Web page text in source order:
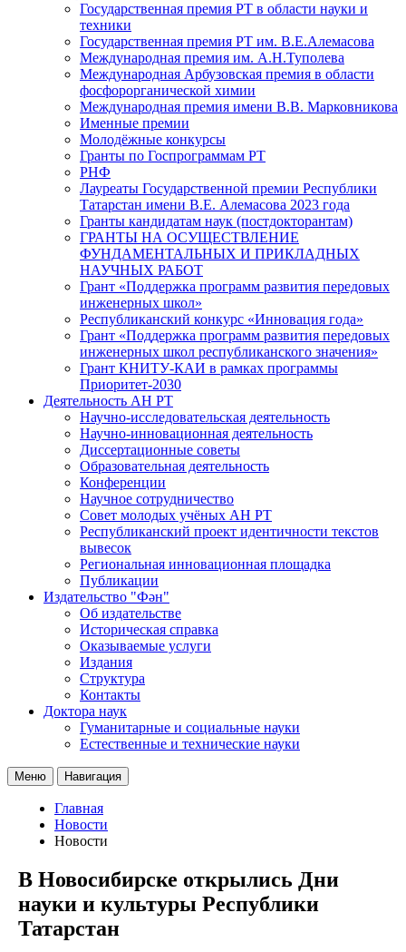
Государственная премия РТ в области науки и
техники
Государственная премия РТ им. В.Е.Алемасова
Международная премия им. А.Н.Туполева
Международная Арбузовская премия в области
фосфорорганической химии
Международная премия имени В.В. Марковникова
Именные премии
Молодёжные конкурсы
Гранты по Госпрограммам РТ
РНФ
Лауреаты Государственной премии Республики
Татарстан имени В.Е. Алемасова 2023 года
Гранты кандидатам наук (постдокторантам)
ГРАНТЫ НА ОСУЩЕСТВЛЕНИЕ
ФУНДАМЕНТАЛЬНЫХ И ПРИКЛАДНЫХ
НАУЧНЫХ РАБОТ
Грант «Поддержка программ развития передовых
инженерных школ»
Республиканский конкурс «Инновация года»
Грант «Поддержка программ развития передовых
инженерных школ республиканского значения»
Грант КНИТУ-КАИ в рамках программы
Приоритет-2030
Деятельность АН РТ
Научно-исследовательская деятельность
Научно-инновационная деятельность
Диссертационные советы
Образовательная деятельность
Конференции
Научное сотрудничество
Совет молодых учёных АН РТ
Республиканский проект идентичности текстов
вывесок
Региональная инновационная площадка
Публикации
Издательство "Фән"
Об издательстве
Историческая справка
Оказываемые услуги
Издания
Структура
Контакты
Доктора наук
Гуманитарные и социальные науки
Естественные и технические науки
Меню Навигация
Главная
Новости
Новости
В Новосибирске открылись Дни
науки и культуры Республики
Татарстан